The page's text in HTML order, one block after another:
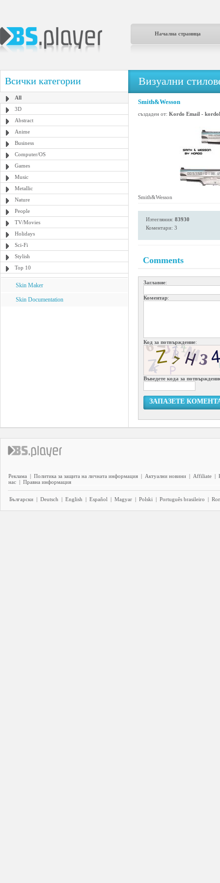
Начална страница
Всички категории
All
3D
Abstract
Anime
Business
Computer/OS
Games
Music
Metallic
Nature
People
TV/Movies
Holidays
Sci-Fi
Stylish
Top 10
Skin Maker
Skin Documentation
Визуални
Smith&Wesson
създаден от: Kordo Email -
Smith&Wesson
Изтегляния: 83930
Коментари: 3
Comments
Заглавие:
Коментар:
Код за потвърждение:
Въведете кода за
ЗАПАЗЕТЕ
Реклама | Политика за защита на личната информация | Актуални новини | Affiliate |
нас | Правна информация
Български | Deutsch | English | Español | Magyar | Polski | Português brasileiro |